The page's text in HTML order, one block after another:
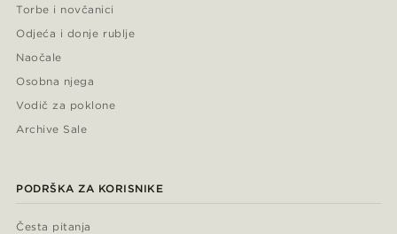
Torbe i novčanici
Odjeća i donje rublje
Naočale
Osobna njega
Vodič za poklone
Archive Sale
PODRŠKA ZA KORISNIKE
Česta pitanja